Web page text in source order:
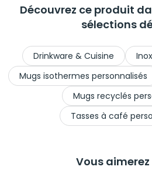
Découvrez ce produit
sélections
Drinkware & Cuisine
Mugs isothermes personnalisés
Mugs recyclés
Tasses à café
Vous aimerez